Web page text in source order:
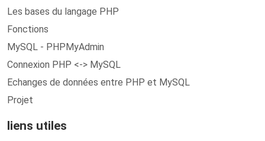
Les bases du langage PHP
Fonctions
MySQL - PHPMyAdmin
Connexion PHP <-> MySQL
Echanges de données entre PHP et MySQL
Projet
liens utiles